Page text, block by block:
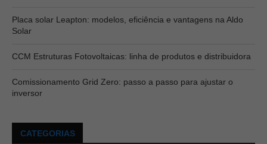
Placa solar Leapton: modelos, eficiência e vantagens na Aldo
Solar
CCM Estruturas Fotovoltaicas: linha de produtos e distribuidora
Comissionamento Grid Zero: passo a passo para ajustar o
inversor
CATEGORIAS